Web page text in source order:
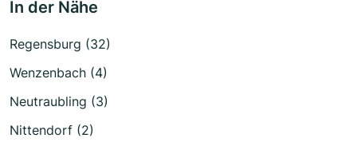
In der Nähe
Regensburg (32)
Wenzenbach (4)
Neutraubling (3)
Nittendorf (2)